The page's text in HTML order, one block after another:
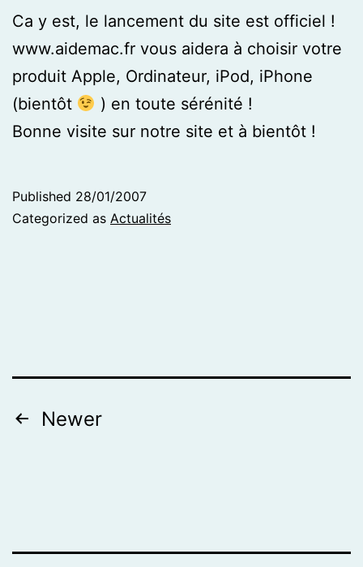
Ca y est, le lancement du site est officiel !
www.aidemac.fr vous aidera à choisir votre
produit Apple, Ordinateur, iPod, iPhone
(bientôt
) en toute sérénité !
Bonne visite sur notre site et à bientôt !
Published 28/01/2007
Categorized as Actualités
Posts
Newer